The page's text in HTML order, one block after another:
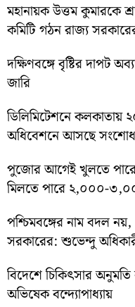
মহানায়ক উত্তম কুমারকে
কমিটি গঠন রাজ্য
দক্ষিণবঙ্গে বৃষ্টির দাপট
জারি
ডিলিমিটেশনে কলকাতায়
অধিবেশনে আসছে
পুজোর আগেই খুলতে পারে
মিলতে পারে ২,০০০-
পশ্চিমবঙ্গের নাম বদল নয়,
সরকারের: শুভেন্দু
বিদেশে চিকিৎসার অনুমতি
অভিষেক বন্দ্যোপাধ্যায়